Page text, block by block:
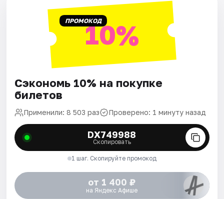
ПРОМОКОД10%
Сэкономь 10% на покупке
билетов
Применили: 8 503 раз Проверено: 1 минуту назад
DX749988
Скопировать
1 шаг. Скопируйте промокод
от 1 400 ₽
на Яндекс Афише